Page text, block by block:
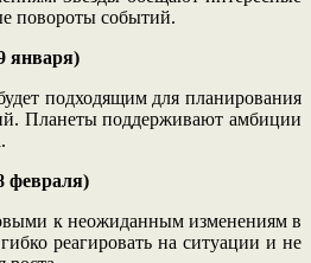
повороты событий.
января)
подходящим для планирования
Планеты поддерживают амбиции
февраля)
к неожиданным изменениям в
реагировать на ситуации и не